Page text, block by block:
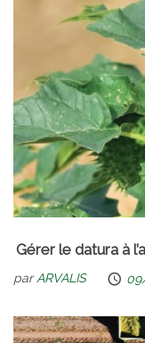
Gérer le datura à
parARVALIS